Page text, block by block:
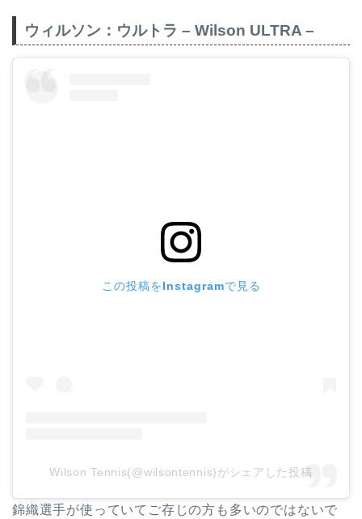
ウィルソン：ウルトラ – Wilson ULTRA –
この投稿をInstagramで見る
Wilson Tennis(@wilsontennis)がシェアした投稿
錦織選手が使っていてご存じの方も多いのではないで